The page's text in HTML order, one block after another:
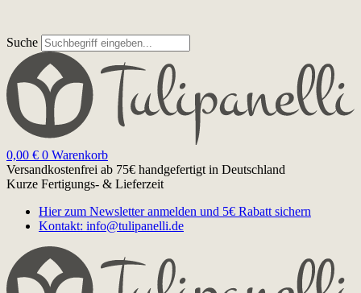
Suche
0,00 € 0 Warenkorb
Versandkostenfrei ab 75€ handgefertigt in Deutschland
Kurze Fertigungs- & Lieferzeit
Hier zum Newsletter anmelden und 5€ Rabatt sichern
Kontakt: info@tulipanelli.de